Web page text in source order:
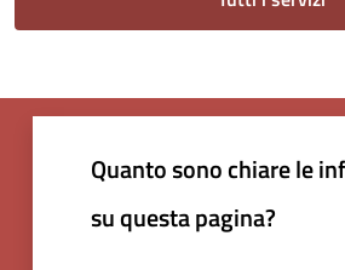
Quanto sono chiare le
su questa pagina?